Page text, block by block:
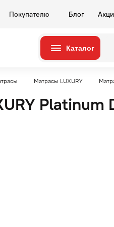
Покупателю Блог
Каталог
Матрасы LUXURY
Platinum